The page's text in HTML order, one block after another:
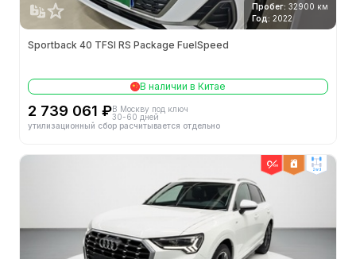
Пробег: 32900 км
Год: 2022
Sportback 40 TFSI RS Package FuelSpeed
В наличии в Китае
2 739 061 ₽В Москву под ключ
30-60 дней
утилизационный сбор расчитывается отдельно
2wd